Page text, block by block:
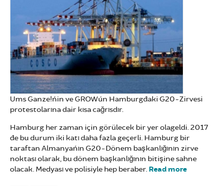
Ums Ganze!´nin ve GROW´un Hamburg´daki G20-Zirvesi
protestolarına dair kısa cağrısdır.
Hamburg her zaman için görülecek bir yer olageldi. 2017
´de bu durum iki katı daha fazla geçerli. Hamburg bir
taraftan Almanya´nın G20-Dönem başkanlığının zirve
noktası olarak, bu dönem başkanlığının bitişine sahne
olacak. Medyası ve polisiyle hep beraber. Read more